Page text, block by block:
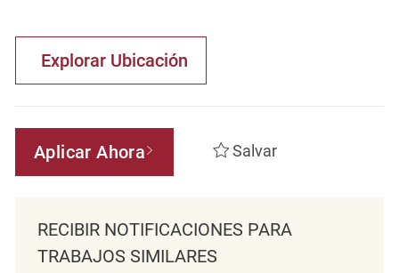
Explorar Ubicación
Aplicar Ahora Salvar
RECIBIR NOTIFICACIONES PARA
TRABAJOS SIMILARES